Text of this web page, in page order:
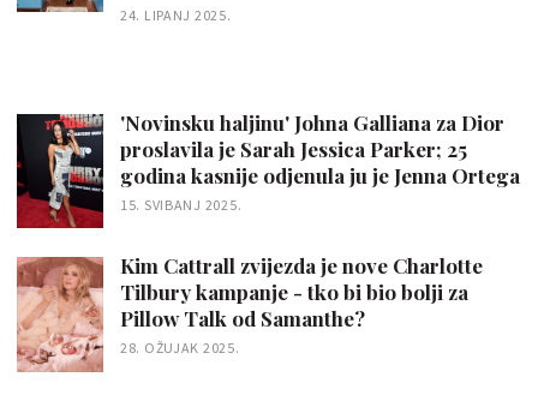
24. LIPANJ 2025.
'Novinsku haljinu' Johna Galliana za Dior
proslavila je Sarah Jessica Parker; 25
godina kasnije odjenula ju je Jenna Ortega
15. SVIBANJ 2025.
Kim Cattrall zvijezda je nove Charlotte
Tilbury kampanje - tko bi bio bolji za
Pillow Talk od Samanthe?
28. OŽUJAK 2025.